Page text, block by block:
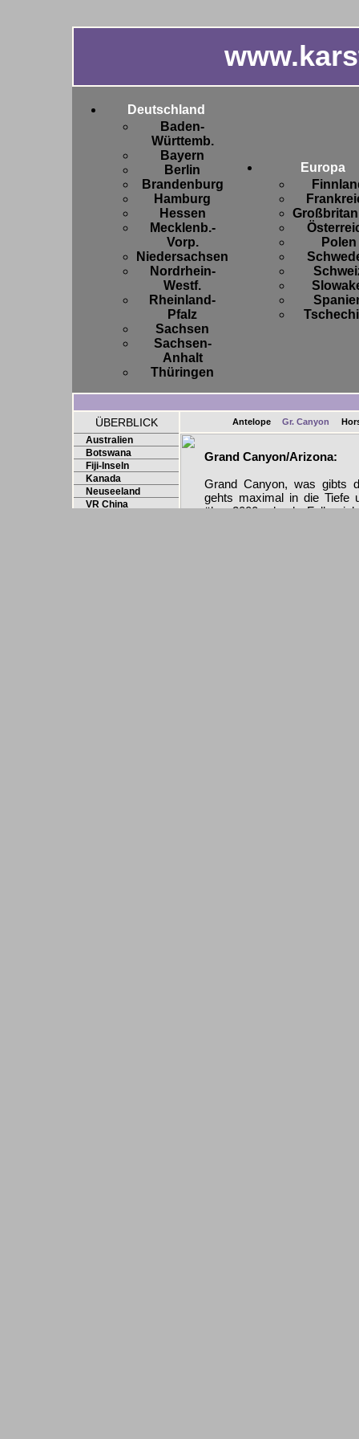
Deutschland
Baden-
Württemb.
Bayern
Berlin
Brandenburg
Hamburg
Hessen
Mecklenb.-
Vorp.
Niedersachsen
Nordrhein-
Westf.
Rheinland-
Pfalz
Sachsen
Sachsen-
Anhalt
Thüringen
Europa
Polen
ÜBERBLICK
Australien
Botswana
Fiji-Inseln
Kanada
Neuseeland
VR China
Antelope Gr. Canyon
Grand Canyon/Arizona:
Grand Canyon, was gibts
gehts maximal in die Tiefe
über 2000m hoch. Falls